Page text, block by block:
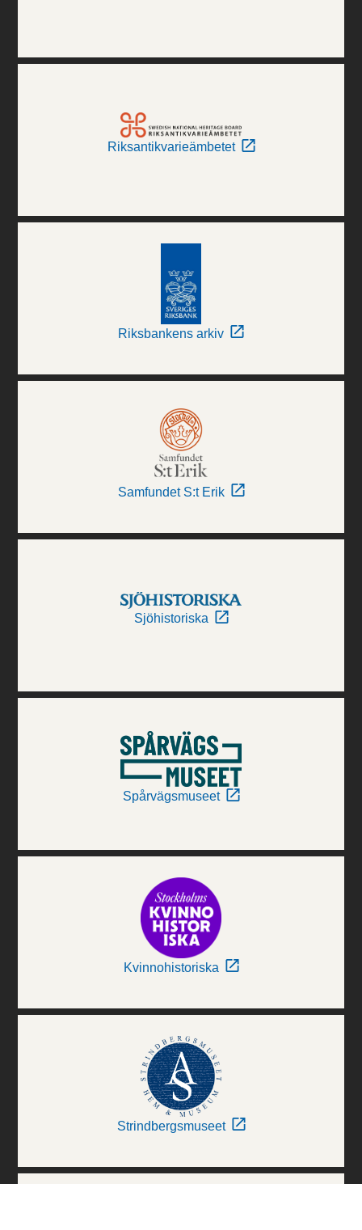
Riksantikvarieämbetet
Riksbankens arkiv
Samfundet S:t Erik
Sjöhistoriska
Spårvägsmuseet
Kvinnohistoriska
Strindbergsmuseet